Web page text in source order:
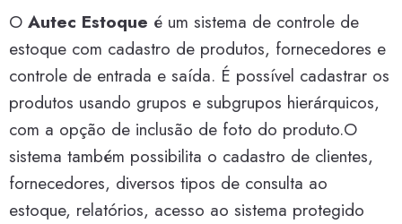
O Autec Estoque é um sistema de controle de
estoque com cadastro de produtos, fornecedores e
controle de entrada e saída. É possível cadastrar os
produtos usando grupos e subgrupos hierárquicos,
com a opção de inclusão de foto do produto.O
sistema também possibilita o cadastro de clientes,
fornecedores, diversos tipos de consulta ao
estoque, relatórios, acesso ao sistema protegido